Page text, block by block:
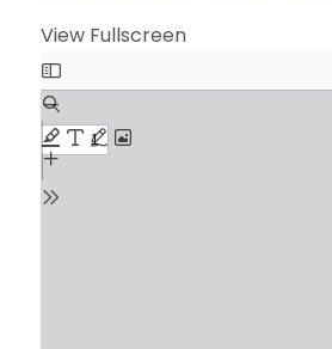
View Fullscreen
S
k
i
p
t